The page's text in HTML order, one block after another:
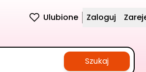
Ulubione Zaloguj
Szukaj